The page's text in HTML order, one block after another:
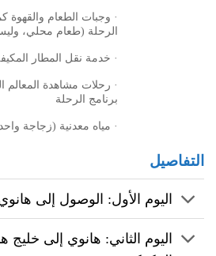
· وجبات الطعام والقهوة
الرحلة (طعام محلي،
· خدمة نقل المطار
· رحلات مشاهدة المعالم
برنامج الرحلة
· مياه معدنية (زجاجة
التفاصيل
اليوم الأول: الوصول إلى
اليوم الثاني: هانوي إلى خليج